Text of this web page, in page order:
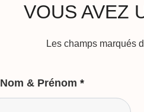
VOUS AVEZ
Les champs marqués
Nom & Prénom *